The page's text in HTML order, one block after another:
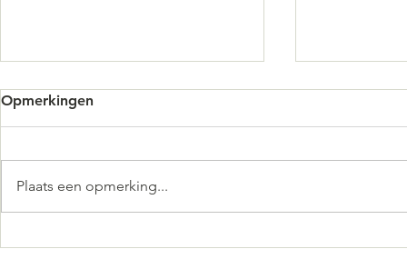
Opmerkingen
Plaats een opmerking...